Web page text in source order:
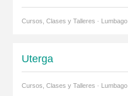
Cursos, Clases y Talleres · Lumbago
Uterga
Cursos, Clases y Talleres · Lumbago